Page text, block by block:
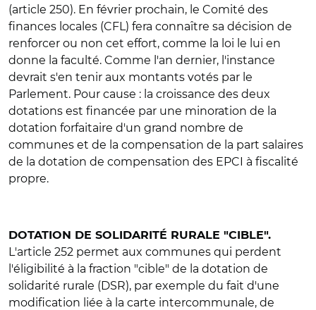
(article 250). En février prochain, le Comité des
finances locales (CFL) fera connaître sa décision de
renforcer ou non cet effort, comme la loi le lui en
donne la faculté. Comme l'an dernier, l'instance
devrait s'en tenir aux montants votés par le
Parlement. Pour cause : la croissance des deux
dotations est financée par une minoration de la
dotation forfaitaire d'un grand nombre de
communes et de la compensation de la part salaires
de la dotation de compensation des EPCI à fiscalité
propre.
DOTATION DE SOLIDARITÉ RURALE "CIBLE".
L'article 252 permet aux communes qui perdent
l'éligibilité à la fraction "cible" de la dotation de
solidarité rurale (DSR), par exemple du fait d'une
modification liée à la carte intercommunale, de